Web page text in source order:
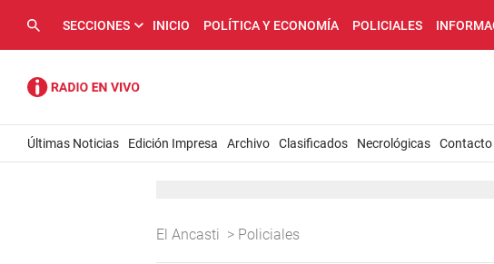
SECCIONES INICIO POLÍTICA Y ECONOMÍA POLICIALES
Últimas Noticias Edición Impresa Archivo Clasificados Necrológicas Contacto
El Ancasti > Policiales